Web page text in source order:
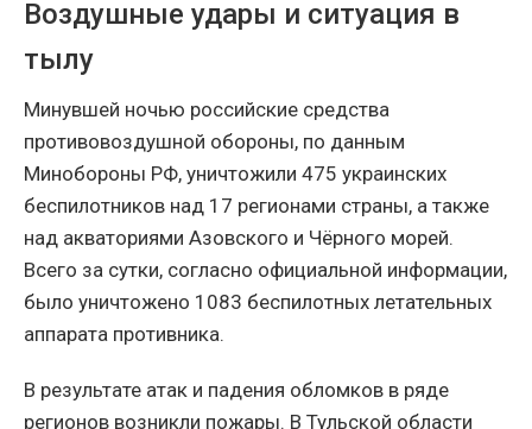
Воздушные удары и ситуация в
тылу
Минувшей ночью российские средства
противовоздушной обороны, по данным
Минобороны РФ, уничтожили 475 украинских
беспилотников над 17 регионами страны, а также
над акваториями Азовского и Чёрного морей.
Всего за сутки, согласно официальной информации,
было уничтожено 1083 беспилотных летательных
аппарата противника.
В результате атак и падения обломков в ряде
регионов возникли пожары. В Тульской области